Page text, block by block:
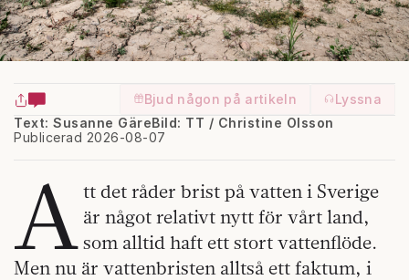
Bjud någon på artikeln
Lyssna
Text: Susanne Gäre
Publicerad 2026-08-07
Bild: TT / Christine Olsson
A tt det råder brist på vatten i Sverige
är något relativt nytt för vårt land,
som alltid haft ett stort vattenflöde.
Men nu är vattenbristen alltså ett faktum, i